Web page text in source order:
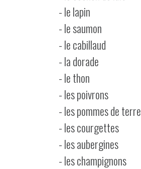
- le lapin
- le saumon
- le cabillaud
- la dorade
- le thon
- les poivrons
- les pommes de terre
- les courgettes
- les aubergines
- les champignons